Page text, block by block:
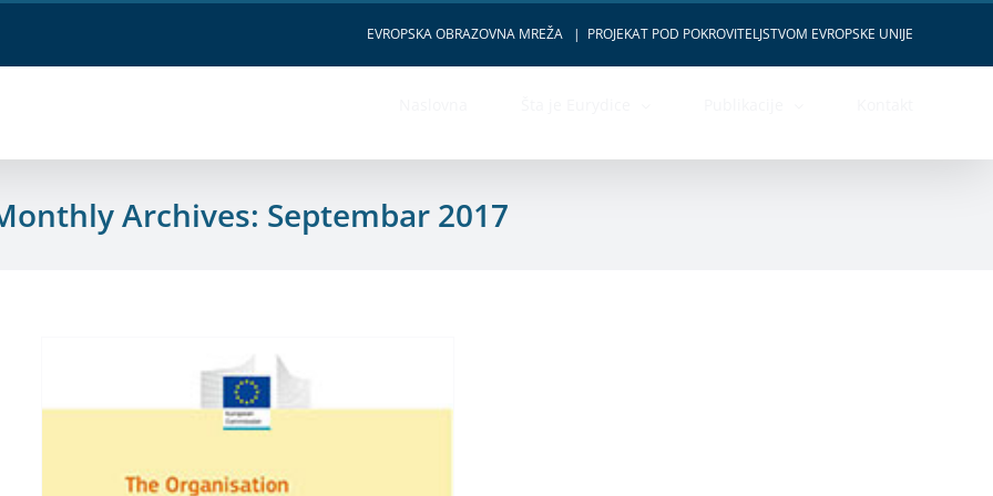
EVROPSKA OBRAZOVNA MREŽA | PROJEKAT POD POKROVITELJSTVOM EVROPSKE UNIJE
Archives: Septembar 2017